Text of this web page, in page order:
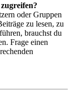
oder Gruppen
zu lesen, zu
brauchst du
Frage einen